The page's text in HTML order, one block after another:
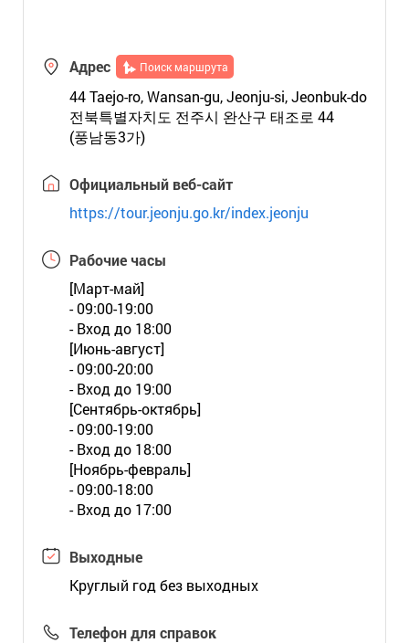
Адрес Поиск маршрута
44 Taejo-ro, Wansan-gu, Jeonju-si, Jeonbuk-do
전북특별자치도 전주시 완산구 태조로 44
(풍남동3가)
Официальный веб-сайт
https://tour.jeonju.go.kr/index.jeonju
Рабочие часы
[Март-май]
- 09:00-19:00
- Вход до 18:00
[Июнь-август]
- 09:00-20:00
- Вход до 19:00
[Сентябрь-октябрь]
- 09:00-19:00
- Вход до 18:00
[Ноябрь-февраль]
- 09:00-18:00
- Вход до 17:00
Выходные
Круглый год без выходных
Телефон для справок